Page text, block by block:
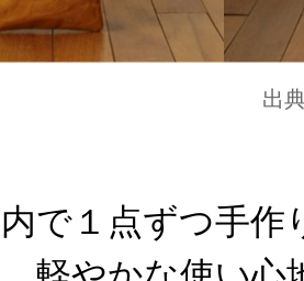
出
で１点ずつ手作